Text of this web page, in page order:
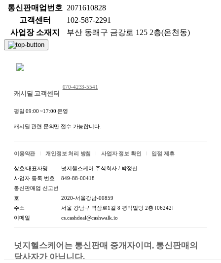
통신판매업번호 2071610828
고객센터
102-587-2291
사업장 소재지
부산 동래구 금강로 125 2층(온천동)
캐시딜 고객센터
070-4233-5541
평일 09:00 ~17:00 운영
캐시딜 관련 문의만 접수 가능합니다.
이용약관 개인정보 처리 방침 사업자 정보 확인 입점 제휴
상호/대표자명
넛지헬스케어 주식회사 / 박정신
사업자 등록 번호
849-88-00418
통신판매업 신고번
호
2020-서울강남-00859
주소
서울 강남구 역삼로1길 8 평익빌딩 2층 [06242]
이메일
cs.cashdeal@cashwalk.io
넛지헬스케어는 통신판매 중개자이며, 통신판매의
당사자가 아닙니다.